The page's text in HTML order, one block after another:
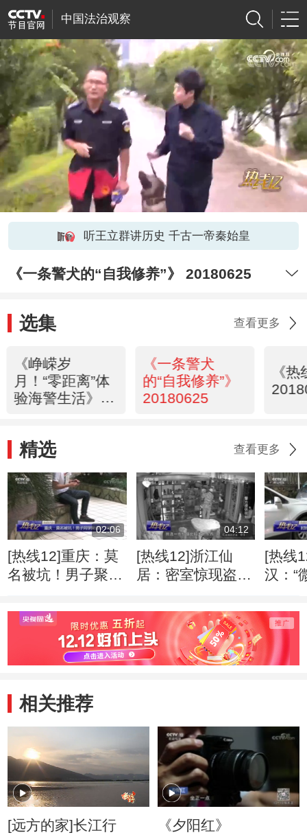
中国法治观察
听王立群讲历史 千古一帝秦始皇
《一条警犬的“自我修养”》 20180625
选集 查看更多
《峥嵘岁
月！“零距离”体
验海警生活》
《一条警犬
的“自我修养”》
20180625
《
精选 查看更多
02:06
[热线12]重庆：莫
名被坑！男子聚会
04:12
[热线12]浙江仙
居：密室惊现盗洞
失踪
[热线
汉：“
服务
相关推荐
[远方的家]长江行
《夕阳红》